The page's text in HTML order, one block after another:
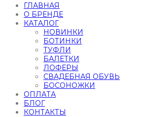
ГЛАВНАЯ
О БРЕНДЕ
КАТАЛОГ
НОВИНКИ
БОТИНКИ
ТУФЛИ
БАЛЕТКИ
ЛОФЕРЫ
СВАДЕБНАЯ ОБУВЬ
БОСОНОЖКИ
ОПЛАТА
БЛОГ
КОНТАКТЫ